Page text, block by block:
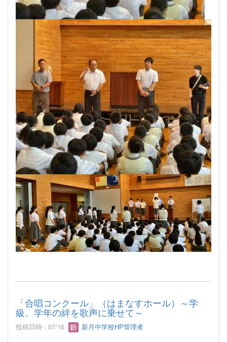
「合唱コンクール」（はまなすホール）～学
級、学年の絆を歌声に乗せて～
投稿日時 : 07/16 新月中学校HP管理者